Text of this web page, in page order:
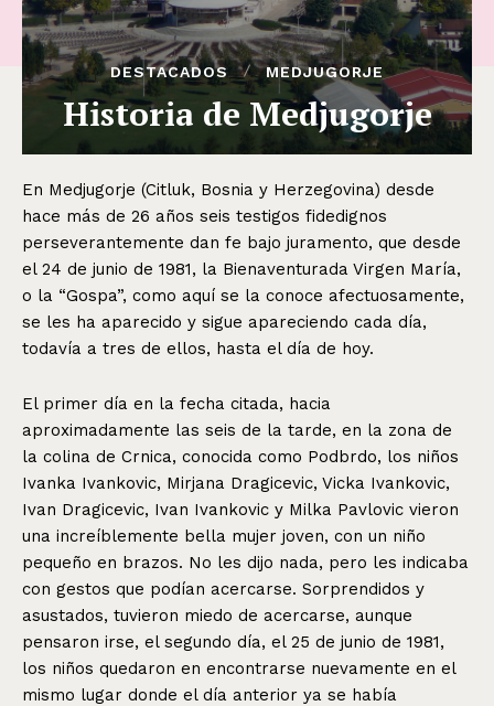
DESTACADOS MEDJUGORJE
Historia de Medjugorje
En Medjugorje (Citluk, Bosnia y Herzegovina) desde
hace más de 26 años seis testigos fidedignos
perseverantemente dan fe bajo juramento, que desde
el 24 de junio de 1981, la Bienaventurada Virgen María,
o la “Gospa”, como aquí se la conoce afectuosamente,
se les ha aparecido y sigue apareciendo cada día,
todavía a tres de ellos, hasta el día de hoy.
El primer día en la fecha citada, hacia
aproximadamente las seis de la tarde, en la zona de
la colina de Crnica, conocida como Podbrdo, los niños
Ivanka Ivankovic, Mirjana Dragicevic, Vicka Ivankovic,
Ivan Dragicevic, Ivan Ivankovic y Milka Pavlovic vieron
una increíblemente bella mujer joven, con un niño
pequeño en brazos. No les dijo nada, pero les indicaba
con gestos que podían acercarse. Sorprendidos y
asustados, tuvieron miedo de acercarse, aunque
pensaron irse, el segundo día, el 25 de junio de 1981,
los niños quedaron en encontrarse nuevamente en el
mismo lugar donde el día anterior ya se había